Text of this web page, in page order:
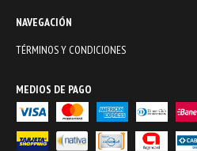
NAVEGACIÓN
TÉRMINOS Y CONDICIONES
MEDIOS DE PAGO